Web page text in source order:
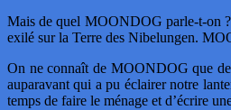
Mais de quel MOONDOG parle-t-on
exilé sur la Terre des Nibelungen.
On ne connaît de MOONDOG que
auparavant qui a pu éclairer notre
temps de faire le ménage et d’écrire